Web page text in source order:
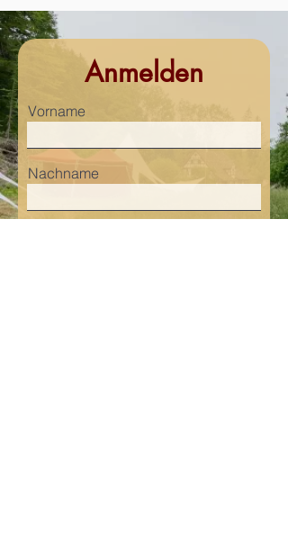
Anmelden
Vorname
Nachname